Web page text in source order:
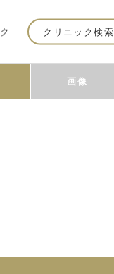
クリニック検索
画像